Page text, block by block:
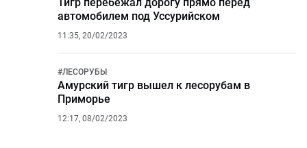
автомобилем под Уссурийском
11:35, 20/02/2023
#ЛЕСОРУБЫ
Амурский тигр вышел к лесорубам в
Приморье
12:17, 08/02/2023